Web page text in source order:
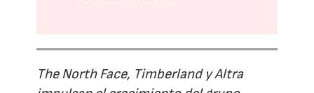
The North Face, Timberland y Altra